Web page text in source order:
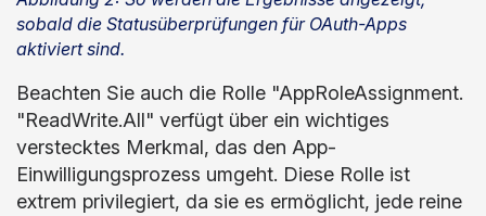
sobald die Statusüberprüfungen für OAuth-Apps
aktiviert sind.
Beachten Sie auch die Rolle "AppRoleAssignment.
"ReadWrite.All" verfügt über ein wichtiges
verstecktes Merkmal, das den App-
Einwilligungsprozess umgeht. Diese Rolle ist
extrem privilegiert, da sie es ermöglicht, jede reine